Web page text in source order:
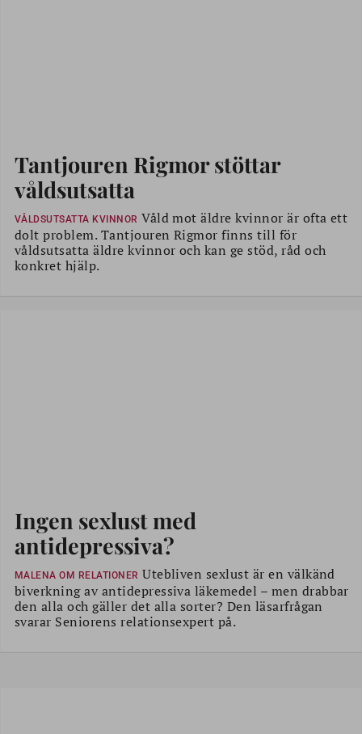
Tantjouren Rigmor stöttar
våldsutsatta
VÅLDSUTSATTA KVINNOR Våld mot äldre kvinnor är ofta ett
dolt problem. Tantjouren Rigmor finns till för
våldsutsatta äldre kvinnor och kan ge stöd, råd och
konkret hjälp.
Ingen sexlust med
antidepressiva?
MALENA OM RELATIONER Utebliven sexlust är en välkänd
biverkning av antidepressiva läkemedel – men drabbar
den alla och gäller det alla sorter? Den läsarfrågan
svarar Seniorens relationsexpert på.